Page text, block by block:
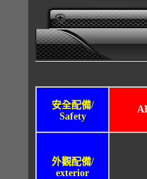
安全配備/
Safety
外觀配備/
exterior